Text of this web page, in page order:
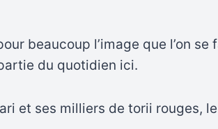
beaucoup l’image que l’on
du quotidien ici.
et ses milliers de torii rouges,